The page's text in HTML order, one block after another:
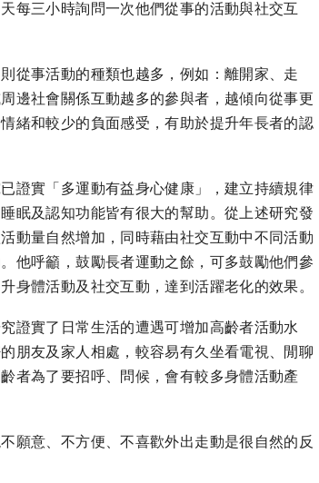
每三小時詢問一次他們從事的活動與社交互
從事活動的種類也越多，例如：離開家、走
邊社會關係互動越多的參與者，越傾向從事更
緒和較少的負面感受，有助於提升年長者的認
證實「多運動有益身心健康」，建立持續規律
眠及認知功能皆有很大的幫助。從上述研究發
動量自然增加，同時藉由社交互動中不同活動
他呼籲，鼓勵長者運動之餘，可多鼓勵他們參
身體活動及社交互動，達到活躍老化的效果。
證實了日常生活的遭遇可增加高齡者活動水
朋友及家人相處，較容易有久坐看電視、閒聊
者為了要招呼、問候，會有較多身體活動產
願意、不方便、不喜歡外出走動是很自然的反